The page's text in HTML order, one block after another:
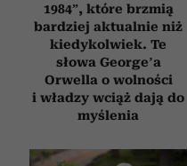
korzystania z ich usług.
1984”, które brzmią
bardziej aktualnie niż
kiedykolwiek. Te
słowa George’a
Orwella o wolności
i władzy wciąż dają do
myślenia